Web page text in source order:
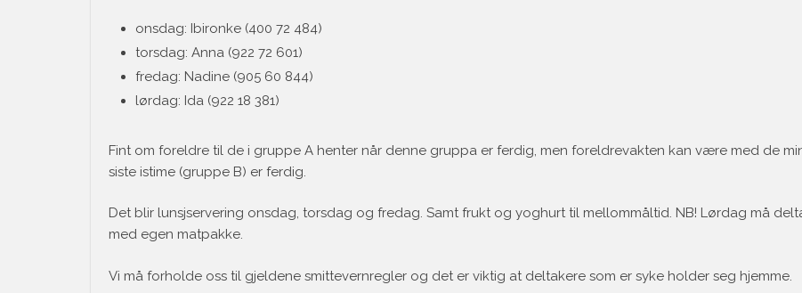
onsdag: Ibironke (400 72 484)
torsdag: Anna (922 72 601)
fredag: Nadine (905 60 844)
lørdag: Ida (922 18 381)
Fint om foreldre til de i gruppe A henter når denne gruppa er ferdig, men foreldrevakten kan være med de
siste istime (gruppe B) er ferdig.
Det blir lunsjservering onsdag, torsdag og fredag. Samt frukt og yoghurt til mellommåltid. NB! Lørdag må
med egen matpakke.
Vi må forholde oss til gjeldene smittevernregler og det er viktig at deltakere som er syke holder seg hjemme.